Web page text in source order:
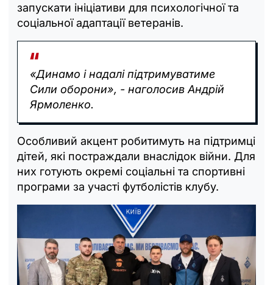
запускати ініціативи для психологічної та
соціальної адаптації ветеранів.
«Динамо і надалі підтримуватиме
Сили оборони», - наголосив Андрій
Ярмоленко.
Особливий акцент робитимуть на підтримці
дітей, які постраждали внаслідок війни. Для
них готують окремі соціальні та спортивні
програми за участі футболістів клубу.